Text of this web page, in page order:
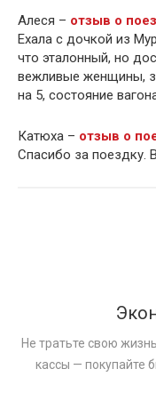
Алеся – отзыв о
Ехала с дочкой из
что эталонный, но
вежливые женщины,
на 5, состояние
Катюха – отзыв о
Спасибо за поездку.
Не тратьте свою
кассы — покупайте